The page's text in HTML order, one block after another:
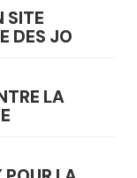
SITE
DES JO
LA